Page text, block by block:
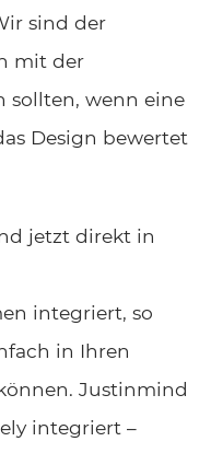
sind der
mit der
sollten, wenn eine
Design bewertet
jetzt direkt in
integriert, so
in Ihren
Justinmind
integriert –